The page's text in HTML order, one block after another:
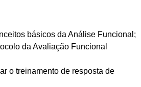
básicos da Análise Funcional;
da Avaliação Funcional
o treinamento de resposta de